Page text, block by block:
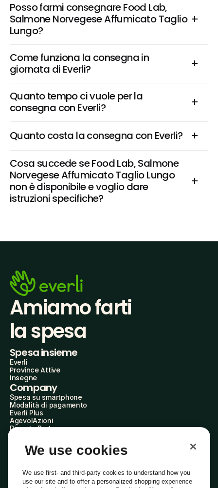
Posso farmi consegnare Food Lab,
Salmone Norvegese Affumicato Taglio
Lungo?
Come funziona la consegna in
giornata di Everli?
Quanto tempo ci vuole per la
consegna con Everli?
Quanto costa la consegna con Everli?
Cosa succede se Food Lab, Salmone
Norvegese Affumicato Taglio Lungo
non è disponibile e voglio dare
istruzioni specifiche?
Amiamo farti
la spesa
Spesa insieme
Everli
Province Attive
Insegne
Company
Spesa su smartphone
Modalità di pagamento
Everli Plus
AgevolAzioni
Diventa Partner
Everli Shoppers
About Us
Everli News
Domande frequenti
We use cookies
We use first- and third-party cookies to understand how you
use our site and to offer a personalized shopping experience